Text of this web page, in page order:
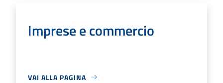
Imprese e commercio
VAI ALLA PAGINA